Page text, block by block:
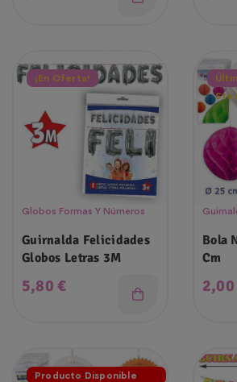
¡En Oferta!
Globos Formas Y Números
Guirnalda Felicidades
Globos Letras 3M
Precio
5,80 €
Bola
Cm
Producto Disponible